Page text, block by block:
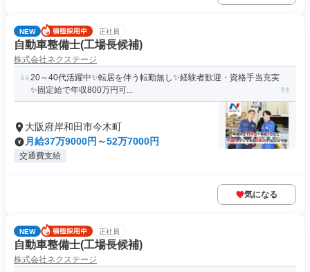
NEW 正社員
自動車整備士(工場長候補)
株式会社ネクステージ
20～40代活躍中✨転居を伴う転勤無し✨経験者歓迎・資格手当充実
✨固定給で年収800万円可...
大阪府岸和田市今木町
月給37万9000円～52万7000円
交通費支給
気になる
NEW 正社員
自動車整備士(工場長候補)
株式会社ネクステージ